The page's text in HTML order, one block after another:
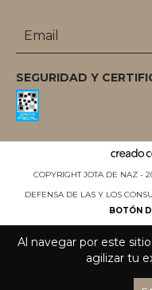
Al navegar por este sitio
agilizar tu
SEGURIDAD Y
COPYRIGHT JOTA DE NAZ -
DEFENSA DE LAS Y LOS
BOTÓN